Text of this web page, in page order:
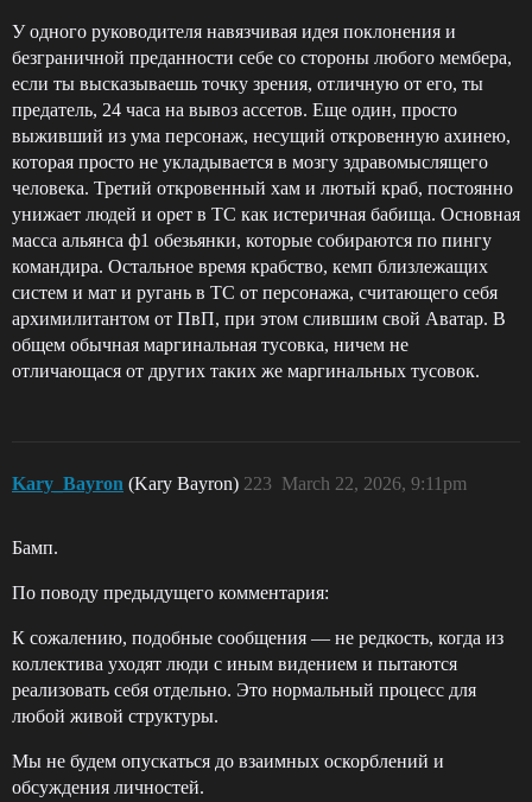
У одного руководителя навязчивая идея поклонения и
безграничной преданности себе со стороны любого мембера,
если ты высказываешь точку зрения, отличную от его, ты
предатель, 24 часа на вывоз ассетов. Еще один, просто
выживший из ума персонаж, несущий откровенную ахинею,
которая просто не укладывается в мозгу здравомыслящего
человека. Третий откровенный хам и лютый краб, постоянно
унижает людей и орет в ТС как истеричная бабища. Основная
масса альянса ф1 обезьянки, которые собираются по пингу
командира. Остальное время крабство, кемп близлежащих
систем и мат и ругань в ТС от персонажа, считающего себя
архимилитантом от ПвП, при этом слившим свой Аватар. В
общем обычная маргинальная тусовка, ничем не
отличающася от других таких же маргинальных тусовок.
Kary_Bayron (Kary Bayron) March 22, 2026, 9:11pm
223
Бамп.
По поводу предыдущего комментария:
К сожалению, подобные сообщения — не редкость, когда из
коллектива уходят люди с иным видением и пытаются
реализовать себя отдельно. Это нормальный процесс для
любой живой структуры.
Мы не будем опускаться до взаимных оскорблений и
обсуждения личностей.